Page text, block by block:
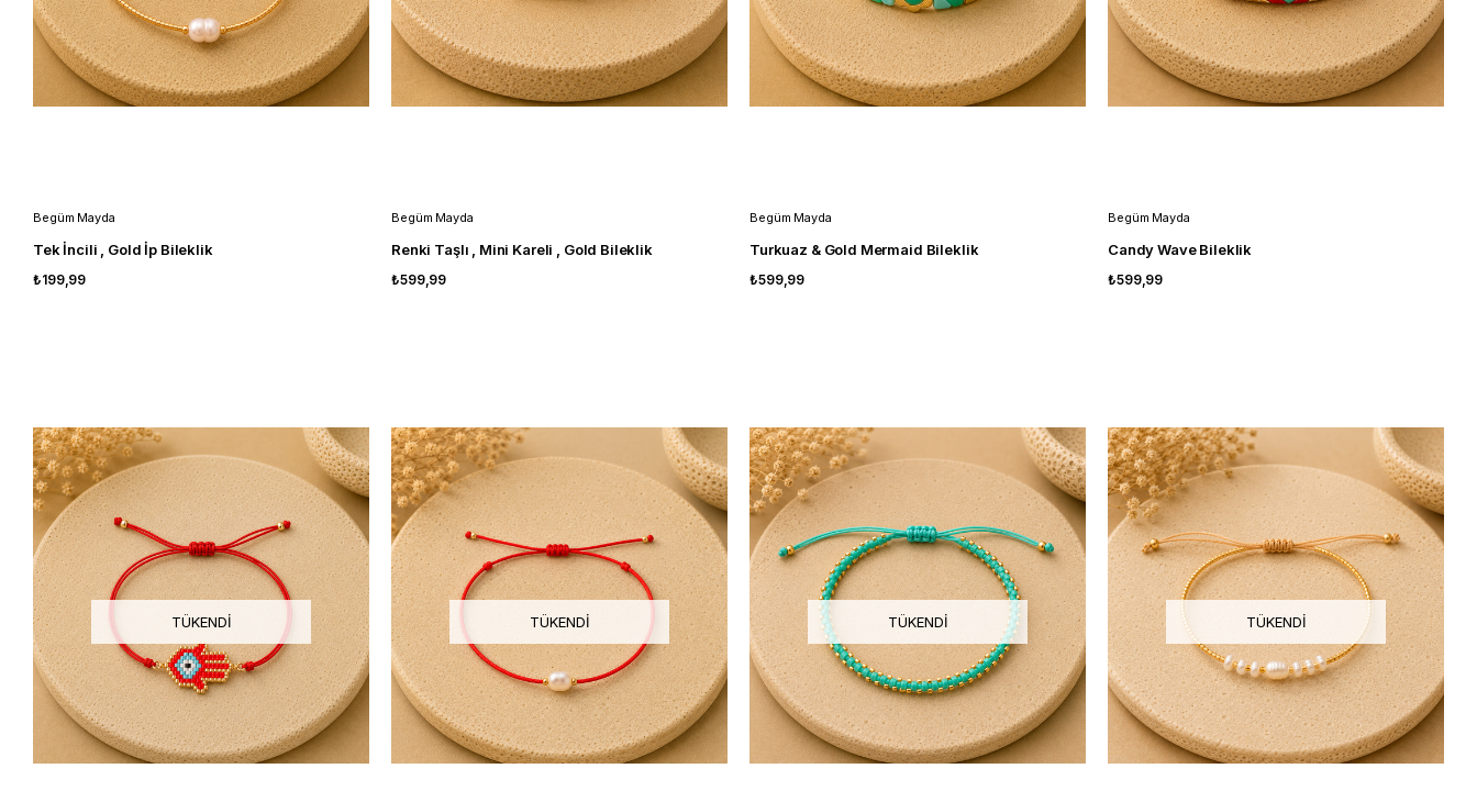
Begüm Mayda
Tek İncili , Gold İp Bileklik
₺199,99
Begüm Mayda
Renki Taşlı , Mini Kareli , Gold Bileklik
₺599,99
Begüm Mayda
Turkuaz & Gold Mermaid Bileklik
₺599,99
Begüm Mayda
Candy Wave Bileklik
₺599,99
TÜKENDI TÜKENDI TÜKENDI TÜKENDI